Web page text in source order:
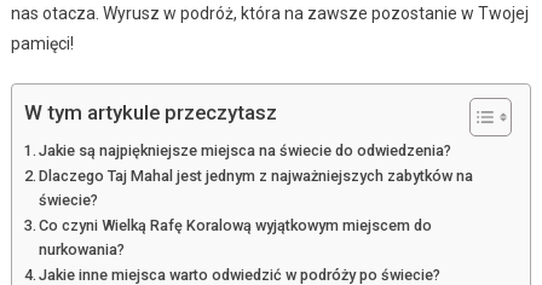
nas otacza. Wyrusz w podróż, która na zawsze pozostanie w Twojej
pamięci!
W tym artykule przeczytasz
Jakie są najpiękniejsze miejsca na świecie do odwiedzenia?
Dlaczego Taj Mahal jest jednym z najważniejszych zabytków na
świecie?
Co czyni Wielką Rafę Koralową wyjątkowym miejscem do
nurkowania?
Jakie inne miejsca warto odwiedzić w podróży po świecie?